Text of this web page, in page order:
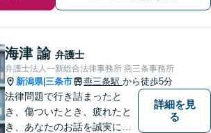
海津 諭 弁護士
弁護士法人一新総合法律事務所 燕三条事務所
新潟県| 三条市 燕三条駅 から徒歩5分
法律問題で行き詰まったと
き、傷ついたとき、疲れたと
き、あなたのお話を誠実にお
詳細を見
る